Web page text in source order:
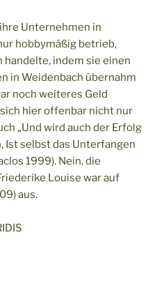
Unternehmen in
hobbymäßig betrieb,
indem sie einen
in Weidenbach übernahm
noch weiteres Geld
hier offenbar nicht nur
„Und wird auch der Erfolg
Ist selbst das Unterfangen
1999). Nein, die
Louise war auf
aus.